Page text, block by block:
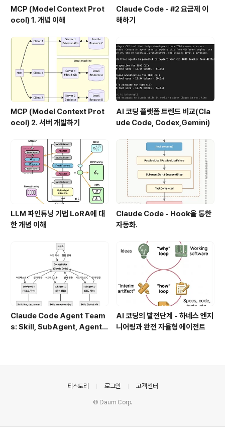
MCP (Model Context Prot
ocol) 1. 개념 이해
Claude Code - #2 요금제 이
해하기
MCP (Model Context Prot
ocol) 2. 서버 개발하기
AI 코딩 플랫폼 트렌드 비교(Cla
ude Code, Codex,Gemini)
LLM 파인튜닝 기법 LoRA에 대
한 개념 이해
Claude Code - Hook을 통한
자동화.
Claude Code Agent Team
s: Skill, SubAgent, Agent T
AI 코딩의 발전단계 - 하네스 엔지
니어링과 완전 자율형 에이전트
티스토리 로그인 고객센터
© Daum Corp.